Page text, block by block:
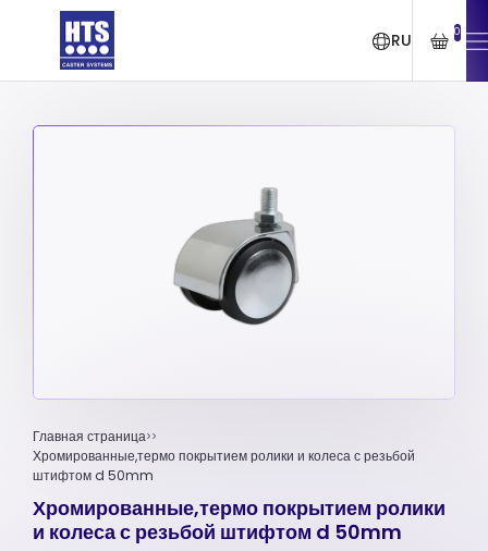
RU 0
Главная страница
Хромированные,термо покрытием ролики и колеса с резьбой
штифтом d 50mm
Хромированные,термо покрытием ролики
и колеса с резьбой штифтом d 50mm